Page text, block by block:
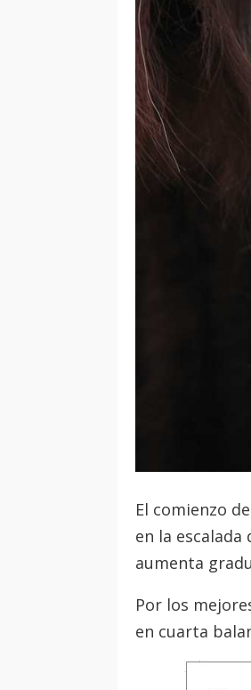
El comienzo
en la
aumenta
Por los
en cuarta